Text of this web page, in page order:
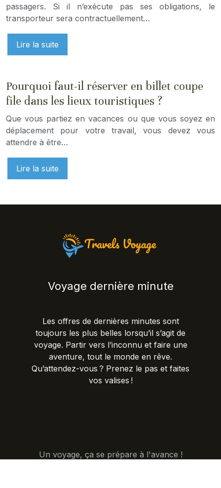
passagers. Si il n’exécute pas ses obligations, le
transporteur sera contractuellement…
Lire la suite
Pourquoi faut-il réserver en billet coupe
file dans les lieux touristiques ?
Que vous partiez en vacances ou que vous soyez en
déplacement pour votre travail, vous devez vous
attendre à être…
Lire la suite
Voyage dernière minute
Les offres de dernières minutes sont
toujours les plus belles lorsqu’il s’agit de
voyage. Partir vers l’inconnu et faire une
aventure, tout le monde en rêve.
Qu’attendez-vous ? Prenez le pas et faites
vos valises !
Un voyage, ça se prépare à l'avance !